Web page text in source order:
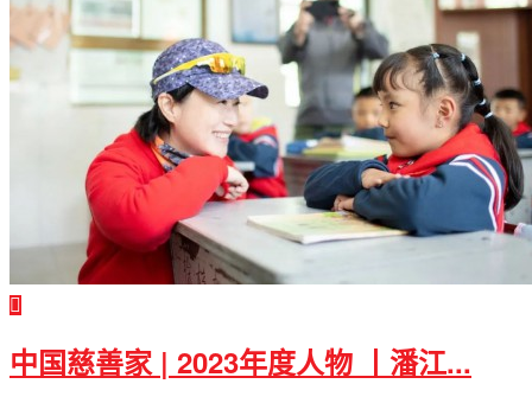
中国慈善家 | 2023年度人物 丨潘江...